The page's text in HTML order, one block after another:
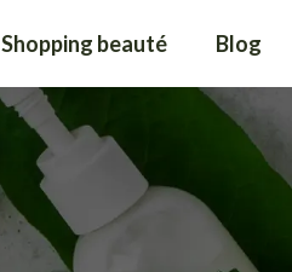
Shopping beauté Blog